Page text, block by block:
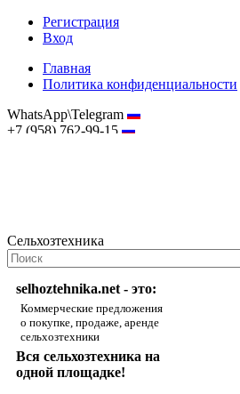
Регистрация
Вход
Главная
Политика конфиденциальности
WhatsApp\Telegram
+7 (958) 762-99-15
Сельхозтехника
selhoztehnika.net - это:
Коммерческие предложения
о покупке, продаже, аренде
сельхозтехники
Вся сельхозтехника на
одной площадке!